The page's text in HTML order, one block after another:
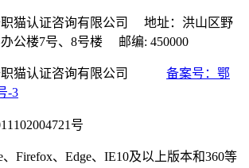
职猫认证咨询有限公司 地址：洪山区野
公楼7号、8号楼 邮编: 450000
职猫认证咨询有限公司 备案号：鄂
-3
号
Firefox、Edge、IE10及以上版本和360等